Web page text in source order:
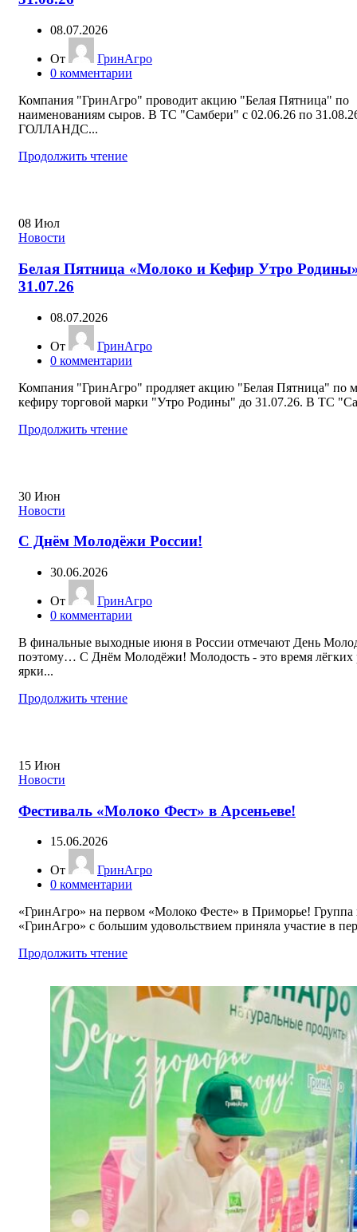
08.07.2026
От
ГринАгро
0 комментарии
Компания "ГринАгро" проводит акцию "Белая Пятница" по
наименованиям сыров. В ТС "Самбери" с 02.06.26 по
ГОЛЛАНДС...
Продолжить чтение
08 Июл
Новости
Белая Пятница «Молоко и Кефир Утро
31.07.26
08.07.2026
От
ГринАгро
0 комментарии
Компания "ГринАгро" продляет акцию "Белая Пятница" по
кефиру торговой марки "Утро Родины" до 31.07.26. В ТС
Продолжить чтение
30 Июн
Новости
С Днём Молодёжи России!
30.06.2026
От
ГринАгро
0 комментарии
В финальные выходные июня в России отмечают День
поэтому… С Днём Молодёжи! Молодость - это время лёгких
ярки...
Продолжить чтение
15 Июн
Новости
Фестиваль «Молоко Фест» в Арсеньеве!
15.06.2026
От
ГринАгро
0 комментарии
«ГринАгро» на первом «Молоко Фесте» в Приморье! Группа
«ГринАгро» с большим удовольствием приняла участие в
Продолжить чтение